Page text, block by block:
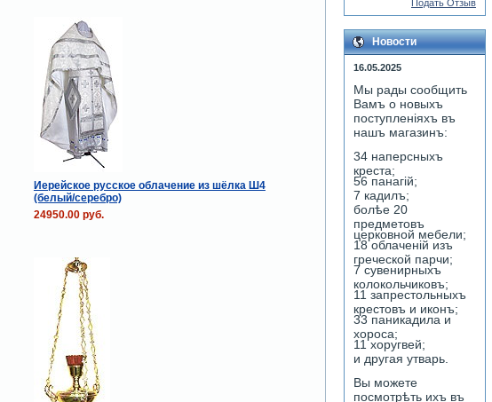
Иерейское русское облачение из шёлка Ш4
(белый/серебро)
24950.00 руб.
Подать Отзыв
Новости
16.05.2025
Мы рады сообщить
Вамъ о новыхъ
поступленiяхъ въ
нашъ магазинъ:
34 наперсныхъ
креста;
56 панагiй;
7 кадилъ;
болѣе 20
предметовъ
церковной мебели;
18 облаченiй изъ
греческой парчи;
7 сувенирныхъ
колокольчиковъ;
11 запрестольныхъ
крестовъ и иконъ;
33 паникадила и
хороса;
11 хоругвей;
и другая утварь.
Вы можете
посмотрѣть ихъ въ